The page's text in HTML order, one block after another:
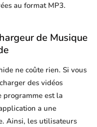
au format MP3.
de Musique
ne coûte rien. Si vous
des vidéos
programme est la
a une
Ainsi, les utilisateurs